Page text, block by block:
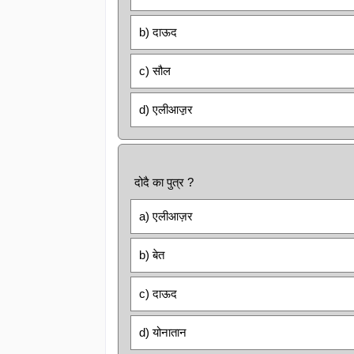
b) दाऊद
c) सौल
d) एलीआज़़र
दोदै का पुत्र ?
a) एलीआज़र
b) बेत
c) दाऊद
d) योनातान